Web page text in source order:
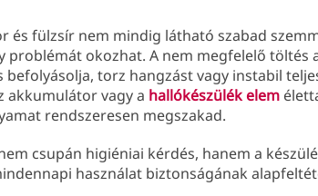
és fülzsír nem mindig látható szabad
problémát okozhat. A nem megfelelő töltés
befolyásolja, torz hangzást vagy instabil
akkumulátor vagy a hallókészülék elem
rendszeresen megszakad.
csupán higiéniai kérdés, hanem a
használat biztonságának